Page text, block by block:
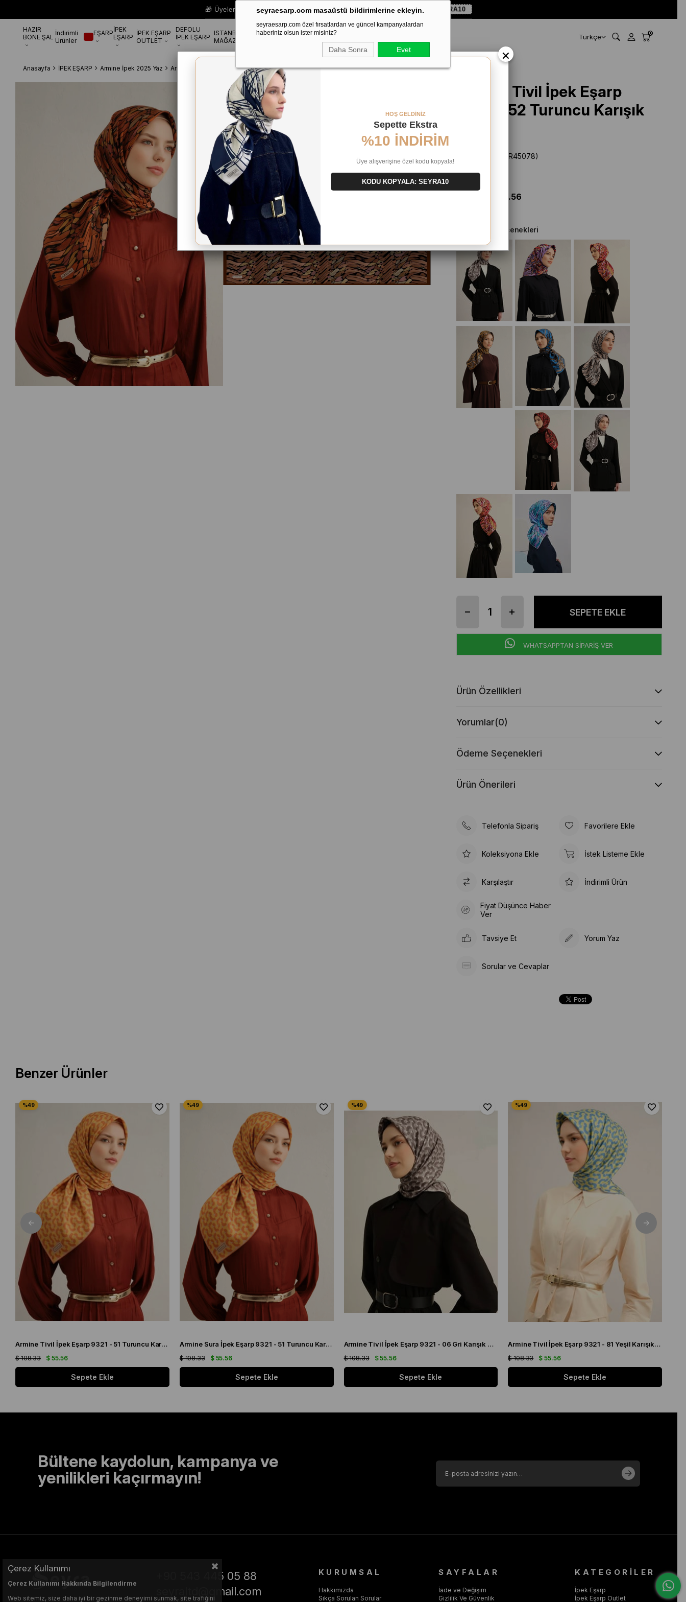
seyraesarp.com masaüstü bildirimlerine ekleyin.
seyraesarp.com özel fırsatlardan ve güncel kampanyalardan
haberiniz olsun ister misiniz?
Daha Sonra Evet
🎁 Üyelere Özel Sepette%10 EKSTRA İNDİRİM HEDİYE ÇEKİ! KOD: SEYRA10
HAZIR
BONE ŞAL İndirimli
Ürünler
EŞARPİPEK
EŞARP İPEK EŞARP
OUTLET
DEFOLU
İPEK EŞARP ISTANBUL
MAĞAZA
ŞALAKSESUAR Türkçe 0
Anasayfa İPEK EŞARP Armine İpek 2025 Yaz Armine Tivil İpek Eşarp 9335 - 52 Turuncu Karışık Desen
Armine Tivil İpek Eşarp
9335 - 52 Turuncu Karışık
(SYR45078)
$ 55.56
Diğer Renk Seçenekleri
WHATSAPPTAN SİPARİŞ VER
Ürün Özellikleri
Yorumlar(0)
Ödeme Seçenekleri
Ürün Önerileri
Telefonla Sipariş Favorilere Ekle
Koleksiyona Ekle İstek Listeme Ekle
Karşılaştır İndirimli Ürün
Fiyat Düşünce Haber
Ver
Tavsiye Et Yorum Yaz
Sorular ve Cevaplar
Benzer Ürünler
Armine Tivil İpek Eşarp 9321 - 51 Turuncu Karışık Desen
$ 55.56
$ 108.33
Sepete Ekle
Armine Sura İpek Eşarp 9321 - 51 Turuncu Karışık Desen
$ 55.56
$ 108.33
Sepete Ekle
Armine Tivil İpek Eşarp 9321 - 06 Gri Karışık Desen
$ 55.56
$ 108.33
Sepete Ekle
Armine Tivil İpek Eşarp 9321 - 81 Yeşil Karışık Desen
$ 55.56
$ 108.33
Sepete Ekle
Bültene kaydolun, kampanya ve
yenilikleri kaçırmayın!
+90 543 445 05 88
seyraltd@gmail.com
KURUMSAL
Hakkımızda
Sıkça Sorulan Sorular
SAYFALAR
İade ve Değişim
Gizlilik Ve Güvenlik
KATEGORİLER
İpek Eşarp
İpek Eşarp Outlet
Çerez Kullanımı
Çerez Kullanımı Hakkında Bilgilendirme
Web sitemiz, size daha iyi bir gezinme deneyimi sunmak, site trafiğini
×
HOŞ GELDİNİZ
Sepette Ekstra
%10 İNDİRİM
Üye alışverişine özel kodu kopyala!
KODU KOPYALA: SEYRA10